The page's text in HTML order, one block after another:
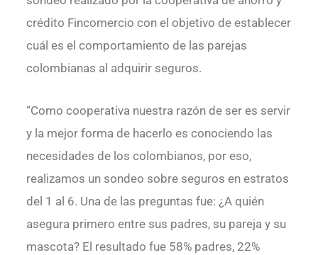
crédito Fincomercio con el objetivo de establecer
cuál es el comportamiento de las parejas
colombianas al adquirir seguros.
“Como cooperativa nuestra razón de ser es servir
y la mejor forma de hacerlo es conociendo las
necesidades de los colombianos, por eso,
realizamos un sondeo sobre seguros en estratos
del 1 al 6. Una de las preguntas fue: ¿A quién
asegura primero entre sus padres, su pareja y su
mascota? El resultado fue 58% padres, 22%